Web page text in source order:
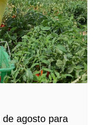
agosto para